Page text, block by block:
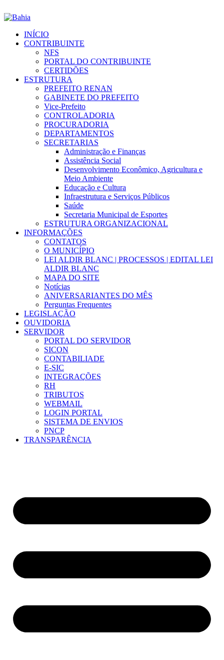
INÍCIO
CONTRIBUINTE
NFS
PORTAL DO CONTRIBUINTE
CERTIDÕES
ESTRUTURA
PREFEITO RENAN
GABINETE DO PREFEITO
Vice-Prefeito
CONTROLADORIA
PROCURADORIA
DEPARTAMENTOS
SECRETARIAS
Administração e Finanças
Assistência Social
Desenvolvimento Econômico, Agricultura e
Meio Ambiente
Educação e Cultura
Infraestrutura e Serviços Públicos
Saúde
Secretaria Municipal de Esportes
ESTRUTURA ORGANIZACIONAL
INFORMAÇÕES
CONTATOS
O MUNICÍPIO
LEI ALDIR BLANC | PROCESSOS | EDITAL LEI
ALDIR BLANC
MAPA DO SITE
Notícias
ANIVERSARIANTES DO MÊS
Perguntas Frequentes
LEGISLAÇÃO
OUVIDORIA
SERVIDOR
PORTAL DO SERVIDOR
SICON
CONTABILIADE
E-SIC
INTEGRAÇÕES
RH
TRIBUTOS
WEBMAIL
LOGIN PORTAL
SISTEMA DE ENVIOS
PNCP
TRANSPARÊNCIA